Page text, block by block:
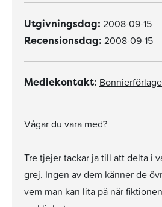
Utgivningsdag: 2008-09-15
Recensionsdag: 2008-09-15
Mediekontakt:
Vågar du vara med?
Tre tjejer tackar ja till att delta i
grej. Ingen av dem känner de
vem man kan lita på när